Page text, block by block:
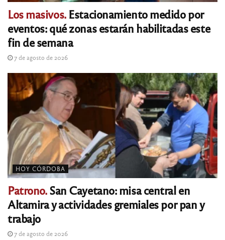
Los masivos.Estacionamiento medido por
eventos: qué zonas estarán habilitadas este
fin de semana
7 de agosto de 2026
HOY CÓRDOBA
Patrono.San Cayetano: misa central en
Altamira y actividades gremiales por pan y
trabajo
7 de agosto de 2026